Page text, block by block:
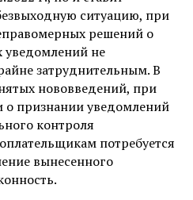
ситуацию, при
решений о
уведомлений не
затруднительным. В
нововведений, при
о признании уведомлений
контроля
потребуется
вынесенного